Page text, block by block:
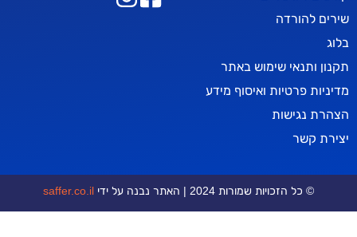
שימוש באתר
ואיסוף מידע
שמורות 2024 | האתר נבנה על ידי saffer.co.il